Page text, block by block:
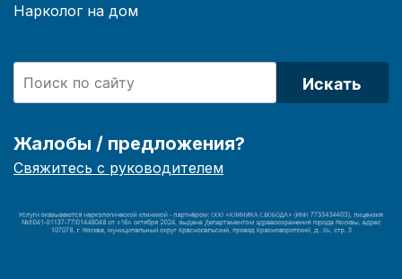
Нарколог на дом
Искать
Жалобы / предложения?
Свяжитесь с руководителем